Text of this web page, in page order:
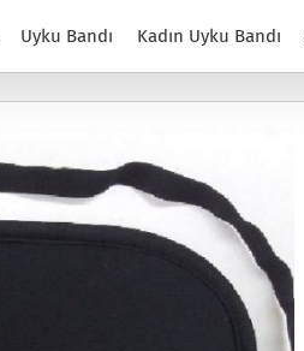
Uyku Bandı Kadın Uyku Bandı